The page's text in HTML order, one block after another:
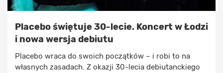
Placebo świętuje 30-lecie. Koncert w Łodzi
i nowa wersja debiutu
Placebo wraca do swoich początków – i robi to na
własnych zasadach. Z okazji 30-lecia debiutanckiego